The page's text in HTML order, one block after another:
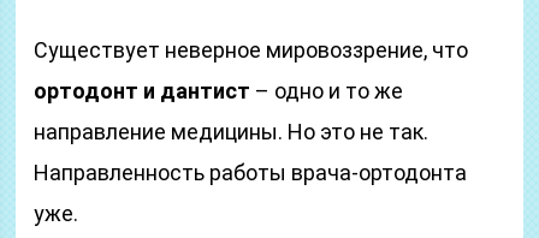
Существует неверное мировоззрение, что
ортодонт и дантист – одно и то же
направление медицины. Но это не так.
Направленность работы врача-ортодонта
уже.